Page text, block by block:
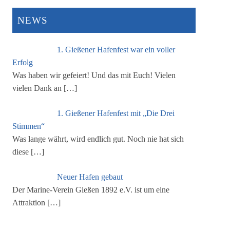
NEWS
1. Gießener Hafenfest war ein voller
Erfolg
Was haben wir gefeiert! Und das mit Euch! Vielen
vielen Dank an […]
1. Gießener Hafenfest mit „Die Drei
Stimmen“
Was lange währt, wird endlich gut. Noch nie hat sich
diese […]
Neuer Hafen gebaut
Der Marine-Verein Gießen 1892 e.V. ist um eine
Attraktion […]